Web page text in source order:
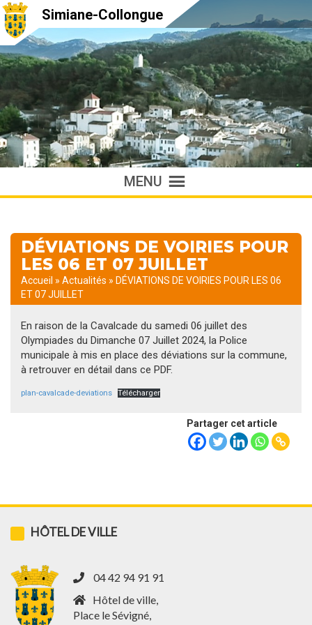
Simiane-Collongue
MENU
DÉVIATIONS DE VOIRIES POUR
LES 06 ET 07 JUILLET
Accueil » Actualités » DÉVIATIONS DE VOIRIES POUR LES 06
ET 07 JUILLET
En raison de la Cavalcade du samedi 06 juillet des
Olympiades du Dimanche 07 Juillet 2024, la Police
municipale à mis en place des déviations sur la commune,
à retrouver en détail dans ce PDF.
plan-cavalcade-deviations Télécharger
Partager cet article
HÔTEL DE VILLE
04 42 94 91 91
Hôtel de ville,
Place le Sévigné,